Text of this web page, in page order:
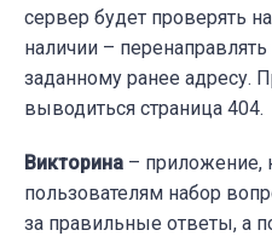
сервер будет проверять
наличии –
заданному ранее адресу.
выводиться страница 404.
Викторина – приложение,
пользователям набор
за правильные ответы, а